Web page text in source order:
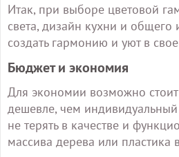
Итак, при выборе цветовой
света, дизайн кухни и общего
создать гармонию и уют в
Бюджет и экономия
Для экономии возможно
дешевле, чем
не терять в качестве и
массива дерева или пластика